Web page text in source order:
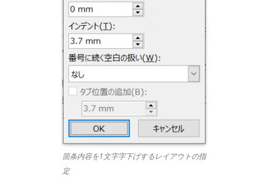
箇条内容を1文字字下げするレイアウトの指
定